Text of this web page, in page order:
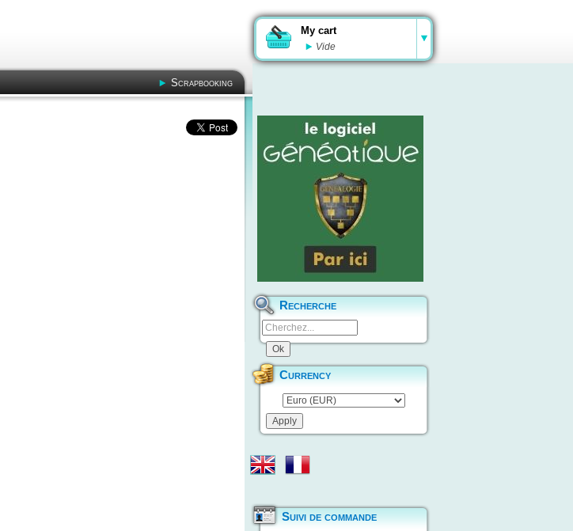
My cart
Vide
Scrapbooking
Recherche
Currency
Suivi de commande